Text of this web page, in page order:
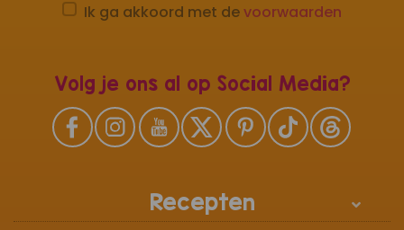
Ik ga akkoord met devoorwaarden
Volg je ons al op Social Media?
Recepten